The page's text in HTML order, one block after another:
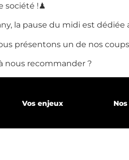
Notre
Nos métiers
Nos
société !♟
la pause du midi est
présentons un de nos
nous recommander ?
Vos enjeux